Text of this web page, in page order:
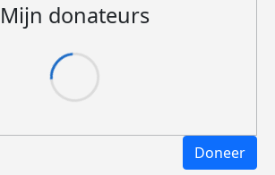
Mijn donateurs
Doneer